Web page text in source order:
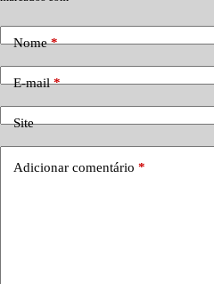
Nome*
E-mail*
Site
Adicionar comentário *